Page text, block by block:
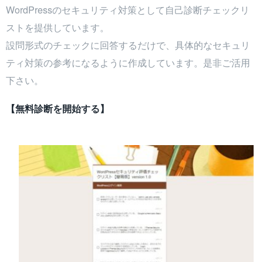
WordPressのセキュリティ対策として自己診断チェックリ
ストを提供しています。
設問形式のチェックに回答するだけで、具体的なセキュリ
ティ対策の参考になるように作成しています。是非ご活用
下さい。
【無料診断を開始する】